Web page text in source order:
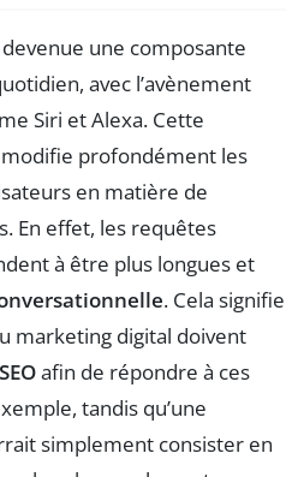
une composante
avec l’avènement
Siri et Alexa. Cette
profondément les
en matière de
En effet, les requêtes
à être plus longues et
. Cela signifie
marketing digital doivent
SEOafin de répondre à ces
tandis qu’une
simplement consister en